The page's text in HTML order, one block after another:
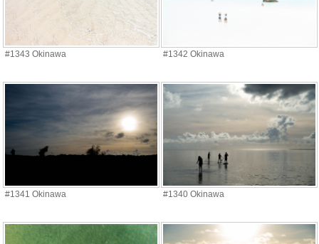
#1343 Okinawa #1342 Okinawa
#1341 Okinawa #1340 Okinawa